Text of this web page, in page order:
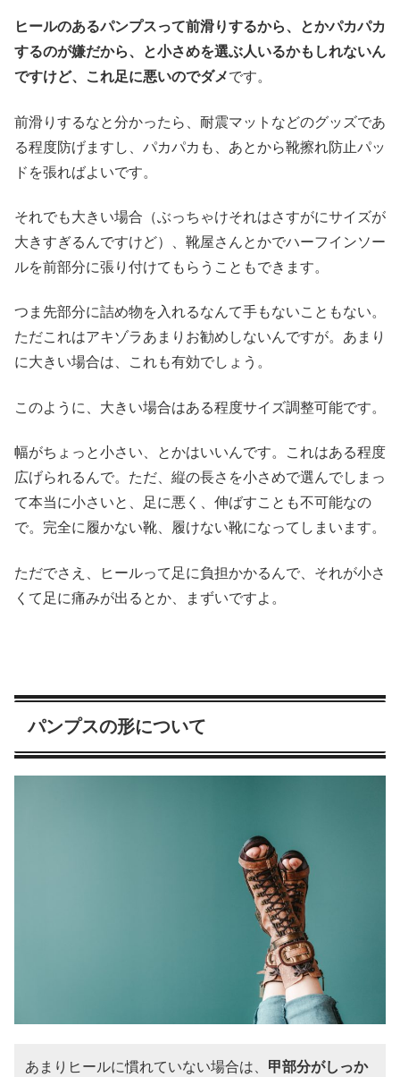
ヒールのあるパンプスって前滑りするから、とかパカパカ
するのが嫌だから、と小さめを選ぶ人いるかもしれないん
ですけど、これ足に悪いのでダメです。
前滑りするなと分かったら、耐震マットなどのグッズであ
る程度防げますし、パカパカも、あとから靴擦れ防止パッ
ドを張ればよいです。
それでも大きい場合（ぶっちゃけそれはさすがにサイズが
大きすぎるんですけど）、靴屋さんとかでハーフインソー
ルを前部分に張り付けてもらうこともできます。
つま先部分に詰め物を入れるなんて手もないこともない。
ただこれはアキゾラあまりお勧めしないんですが。あまり
に大きい場合は、これも有効でしょう。
このように、大きい場合はある程度サイズ調整可能です。
幅がちょっと小さい、とかはいいんです。これはある程度
広げられるんで。ただ、縦の長さを小さめで選んでしまっ
て本当に小さいと、足に悪く、伸ばすことも不可能なの
で。完全に履かない靴、履けない靴になってしまいます。
ただでさえ、ヒールって足に負担かかるんで、それが小さ
くて足に痛みが出るとか、まずいですよ。
パンプスの形について
あまりヒールに慣れていない場合は、 甲部分がしっか